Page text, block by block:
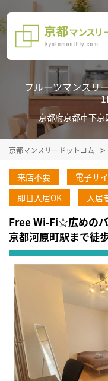
フルーツマンスリ
京都府京都市下
京都マンスリードットコム
来店不要 電子サ
即日入居OK
入居
Free Wi-Fi☆広めの
京都河原町駅まで徒